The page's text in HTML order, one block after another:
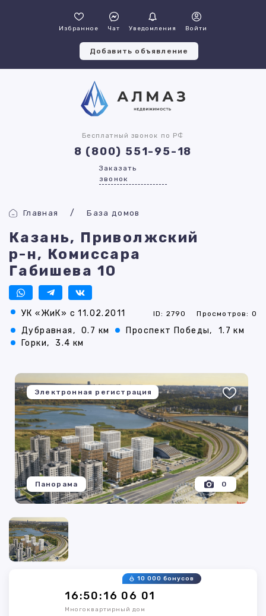
Избранное Чат Уведомления Войти
Добавить объявление
Бесплатный звонок по РФ
8 (800) 551-95-18
Заказать
звонок
Главная База домов
Казань, Приволжский
р-н, Комиссара
Габишева 10
УК «ЖиК» с 11.02.2011 ID: 2790 Просмотров: 0
Дубравная, 0.7 км Проспект Победы,
1.7 км
Горки,
3.4 км
Электронная регистрация
0
Панорама
16:50:16 06 01
10 000 бонусов
Многоквартирный дом